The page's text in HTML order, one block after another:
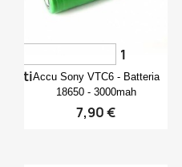
Anteprima
Accu Sony VTC6 - Batteria
18650 - 3000mah
7,90 €
1
voti